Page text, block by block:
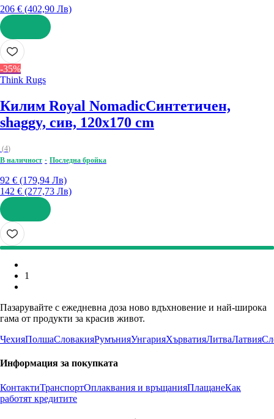
206 € (402,90 Лв)
ДОБАВИ
-35%
Think Rugs
Килим Royal NomadicСинтетичен,
shaggy, сив, 120x170 cm
(4)
В наличност
Последна бройка
92 € (179,94 Лв)
142 € (277,73 Лв)
ДОБАВИ
1
Пазарувайте с ежедневна доза ново вдъхновение и най-широка
гама от продукти за красив живот.
ЧехияПолшаСловакияРумънияУнгарияХърватияЛитваЛатвия
Информация за покупката
КонтактиТранспортОплаквания и връщанияПлащанеКак
работят кредитите